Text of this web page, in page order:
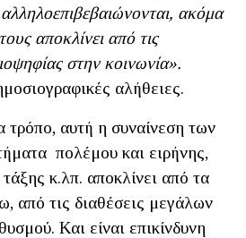
ακόμα
αποκλίνει από τις
στην κοινωνία».
αλήθειες.
τρόπο, αυτή η συναίνεση των
πολέμου και ειρήνης,
κ.λπ. αποκλίνει από τα
από τις διαθέσεις μεγάλων
Και είναι επικίνδυνη